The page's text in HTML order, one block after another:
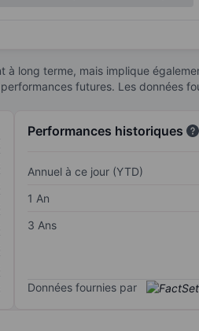
long terme, mais implique
futures. Les données
Performances historiques
Annuel à ce jour (YTD)
1 An
3 Ans
Données fournies par